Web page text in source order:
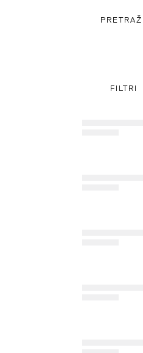
PRETRAŽI
FILTRI